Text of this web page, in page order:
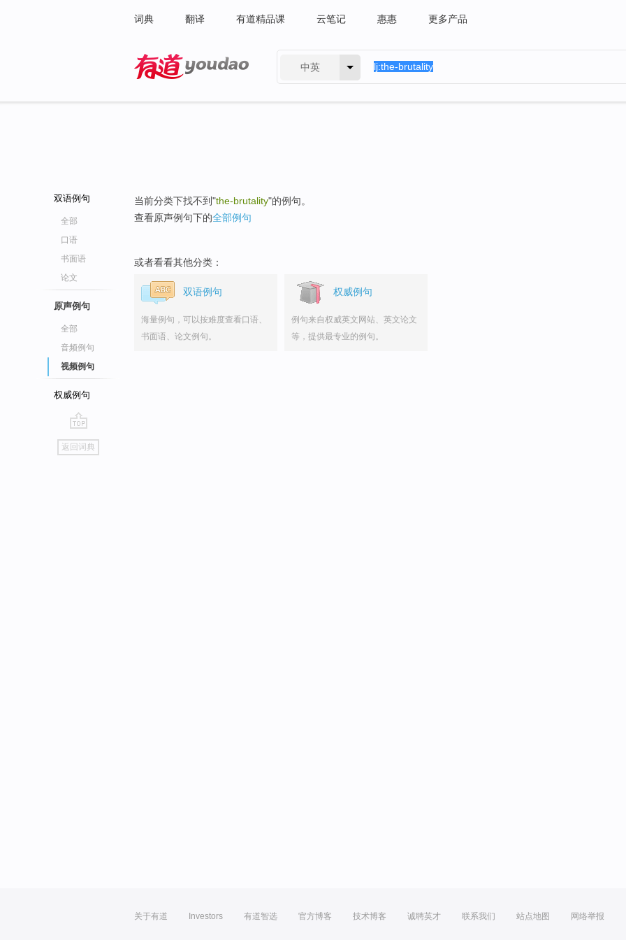
词典 翻译 有道精品课 云笔记 惠惠 更多产品
中英
双语例句
全部
口语
书面语
论文
原声例句
全部
音频例句
视频例句
权威例句
go
top
返回词典
当前分类下找不到"the-brutality"的例句。
查看原声例句下的全部例句
或者看看其他分类：
双语例句
海量例句，可以按难度查看口语、
书面语、论文例句。
权威例句
例句来自权威英文网站、英文论文
等，提供最专业的例句。
关于有道 Investors 有道智选 官方博客 技术博客 诚聘英才 联系我们 站点地图 网络举报